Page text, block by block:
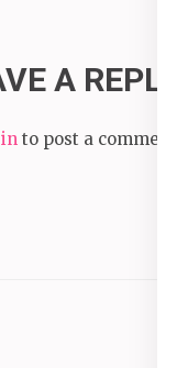
A REPLY
to post a comment.